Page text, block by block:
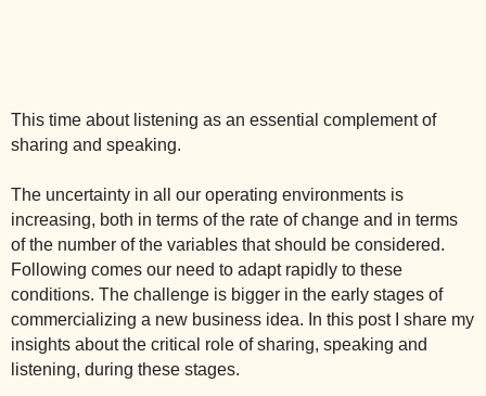
This time about listening as an essential complement of
sharing and speaking.
The uncertainty in all our operating environments is
increasing, both in terms of the rate of change and in terms
of the number of the variables that should be considered.
Following comes our need to adapt rapidly to these
conditions. The challenge is bigger in the early stages of
commercializing a new business idea. In this post I share my
insights about the critical role of sharing, speaking and
listening, during these stages.